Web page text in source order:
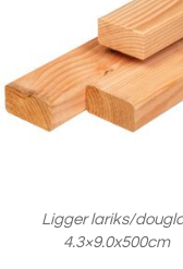
Ligger lariks/
4.3×9.0x500cm